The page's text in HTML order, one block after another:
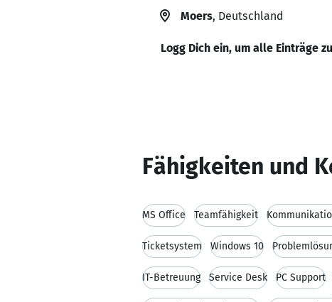
Moers, Deutschland
Logg Dich ein, um alle Einträge
Fähigkeiten und
MS Office Teamfähigkeit
Ticketsystem Windows 10
IT-Betreuung Service Desk PC Support